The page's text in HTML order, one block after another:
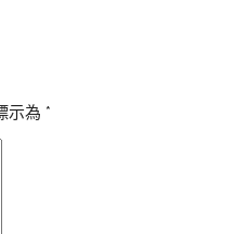
示為 *